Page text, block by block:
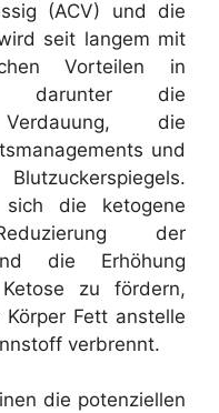
(ACV) und die
seit langem mit
Vorteilen in
darunter die
die
und
sich die ketogene
der
die Erhöhung
zu fördern,
Fett anstelle
verbrennt.
die potenziellen